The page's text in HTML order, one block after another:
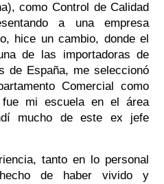
como Control de Calidad
a una empresa
hice un cambio, donde el
de las importadoras de
de España, me seleccionó
Comercial como
fue mi escuela en el área
mucho de este ex jefe
tanto en lo personal
de haber vivido y